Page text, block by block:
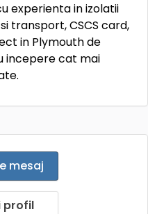
experienta in izolatii
transport, CSCS card,
in Plymouth de
incepere cat mai
mesaj
profil